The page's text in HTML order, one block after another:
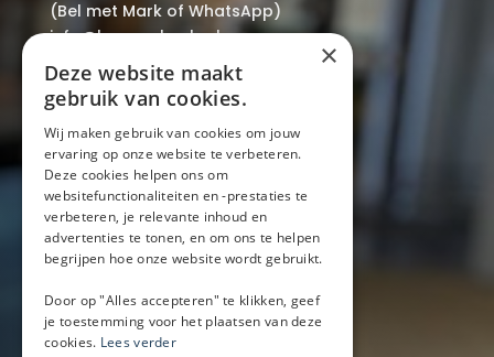
(Bel met Mark of WhatsApp)
info@baronwheels.nl
Contact
Beschikbaarheid aanvragen
Handige links
Mobiele bar
Inspiratie
Zakelijk
Particulier
Over ons
Blog
Locaties
×
Deze website maakt
gebruik van cookies.
Wij maken gebruik van cookies om jouw
ervaring op onze website te verbeteren.
Deze cookies helpen ons om
websitefunctionaliteiten en -prestaties te
verbeteren, je relevante inhoud en
advertenties te tonen, en om ons te helpen
begrijpen hoe onze website wordt gebruikt.
Door op "Alles accepteren" te klikken, geef
je toestemming voor het plaatsen van deze
cookies. Lees verder